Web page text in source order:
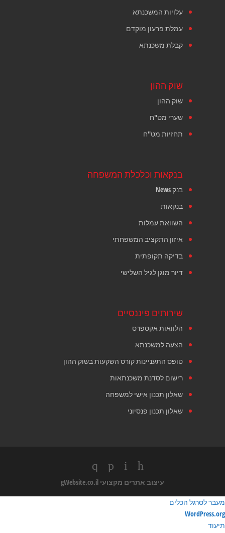
עלויות המשכנתא
עמלת פרעון מוקדם
קבלת משכנתא
שוק ההון
שוק ההון
שערי מט"ח
תחזיות מט"ח
בנקאות וכלכלת המשפחה
בנק News
בנקאות
השוואת עמלות
איזון התקציב המשפחתי
בדיקה תקופתית
דיור מוגן לגיל השלישי
שירותים פיננסיים
הלוואות אקספרס
הצעה למשכנתא
טופס התעניינות קורס השקעות בשוק ההון
רישום לסדנת משכנתאות
שאלון תכנון אישי למשפחה
שאלון תכנון פנסיוני
עיצוב אתרים מקצועי
מעבר לסרגל הכלים
אודות
וורדפרס
WordPress.org
תיעוד